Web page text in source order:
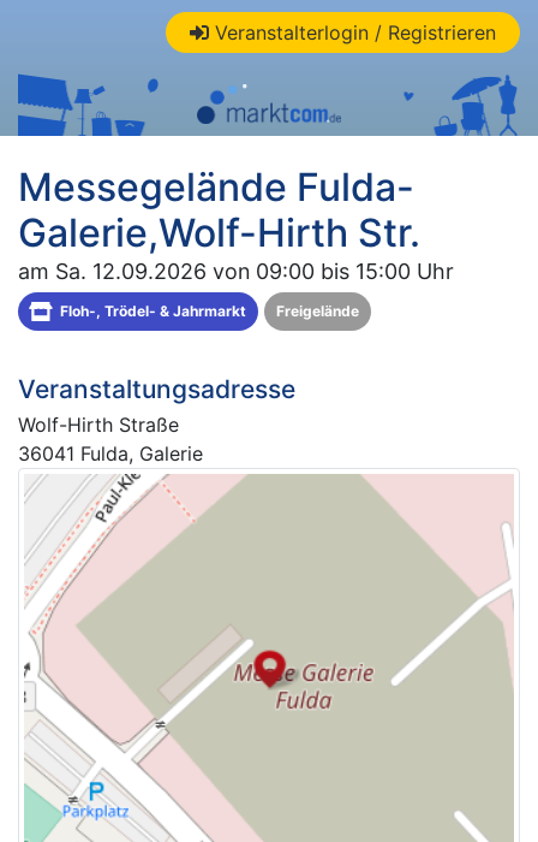
Veranstalterlogin / Registrieren
Messegelände Fulda-
Galerie,Wolf-Hirth Str.
am Sa. 12.09.2026 von 09:00 bis 15:00 Uhr
Floh-, Trödel- & Jahrmarkt Freigelände
Veranstaltungsadresse
Wolf-Hirth Straße
36041 Fulda, Galerie